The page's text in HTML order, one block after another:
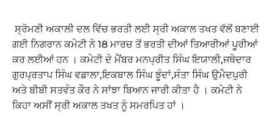
ਸ੍ਰੋਮਣੀ ਅਕਾਲੀ ਦਲ ਵਿੱਚ ਭਰਤੀ ਲਈ ਸ੍ਰੀ ਅਕਾਲ ਤਖਤ ਵੱਲੋਂ ਬਣਾਈ
ਗਈ ਨਿਗਰਾਨ ਕਮੇਟੀ ਨੇ 18 ਮਾਰਚ ਤੋਂ ਭਰਤੀ ਦੀਆਂ ਤਿਆਰੀਆਂ ਪੂਰੀਆਂ
ਕਰ ਲਈਆਂ ਹਨ । ਕਮੇਟੀ ਦੇ ਮੈਂਬਰ ਮਨਪ੍ਰੀਤ ਸਿੰਘ ਇਯਾਲੀ,ਜਥੇਦਾਰ
ਗੁਰਪ੍ਰਤਾਪ ਸਿੰਘ ਵਡਾਲਾ,ਇਕਬਾਲ ਸਿੰਘ ਝੂੰਦਾਂ,ਸੰਤਾ ਸਿੰਘ ਉਮੈਦਪੁਰੀ
ਅਤੇ ਬੀਬੀ ਸਤਵੰਤ ਕੌਰ ਨੇ ਸਾਂਝਾ ਬਿਆਨ ਜਾਰੀ ਕੀਤਾ ਹੈ । ਕਮੇਟੀ ਨੇ
ਕਿਹਾ ਅਸੀਂ ਸ੍ਰੀ ਅਕਾਲ ਤਖਤ ਨੂੰ ਸਮਰਪਿਤ ਹਾਂ ।